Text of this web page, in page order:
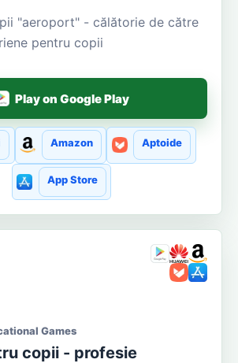
"aeroport" - călătorie de către
pentru copii
Play on Google Play
Amazon Aptoide
App Store
Games
copii - profesie